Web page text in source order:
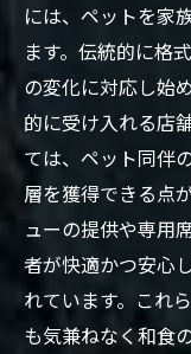
には、ペットを家
ます。伝統的に格
の変化に対応し始
的に受け入れる店
ては、ペット同伴
層を獲得できる点
ューの提供や専用
者が快適かつ安心
れています。これ
も気兼ねなく和食